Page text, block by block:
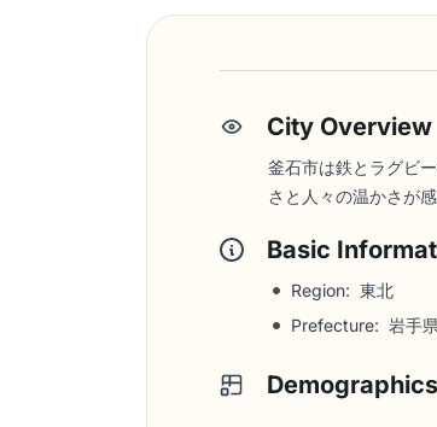
City Overview
釜石市は鉄とラグビ
さと人々の温かさが
Basic
Region: 東北
Prefecture: 岩手県
Demographics